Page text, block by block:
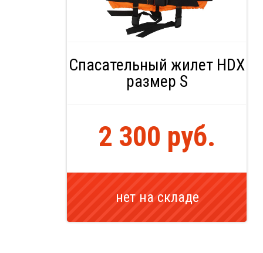
Спасательный жилет HDX
размер S
2 300 руб.
нет на складе